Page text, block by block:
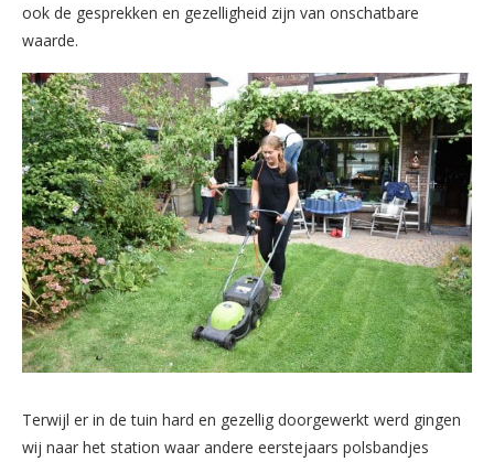
ook de gesprekken en gezelligheid zijn van onschatbare
waarde.
Terwijl er in de tuin hard en gezellig doorgewerkt werd gingen
wij naar het station waar andere eerstejaars polsbandjes